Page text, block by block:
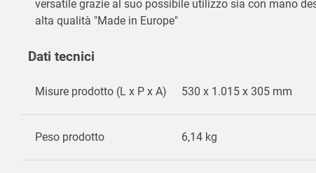
versatile grazie al suo possibile utilizzo sia con mano
alta qualità "Made in Europe"
Dati tecnici
Misure prodotto (L x P x A) 530 x 1.015 x 305 mm
Peso prodotto 6,14 kg